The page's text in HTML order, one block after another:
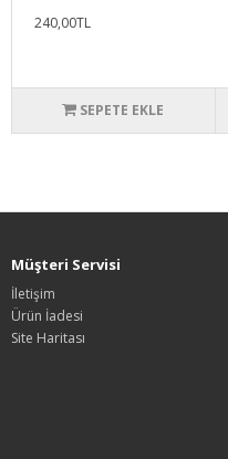
240,00TL
SEPETE EKLE
Müşteri Servisi
İletişim
Ürün İadesi
Site Haritası